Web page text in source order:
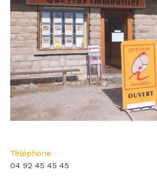
Téléphone
04 92 45 45 45